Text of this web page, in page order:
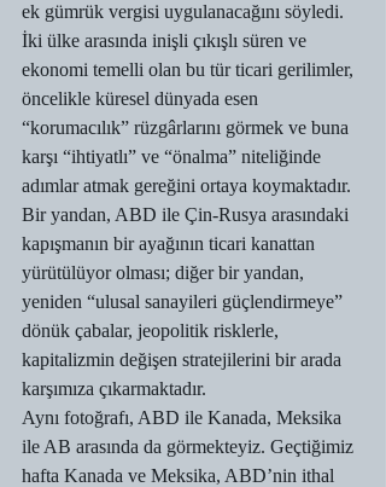
ek gümrük vergisi uygulanacağını söyledi.
İki ülke arasında inişli çıkışlı süren ve
ekonomi temelli olan bu tür ticari gerilimler,
öncelikle küresel dünyada esen
“korumacılık” rüzgârlarını görmek ve buna
karşı “ihtiyatlı” ve “önalma” niteliğinde
adımlar atmak gereğini ortaya koymaktadır.
Bir yandan, ABD ile Çin-Rusya arasındaki
kapışmanın bir ayağının ticari kanattan
yürütülüyor olması; diğer bir yandan,
yeniden “ulusal sanayileri güçlendirmeye”
dönük çabalar, jeopolitik risklerle,
kapitalizmin değişen stratejilerini bir arada
karşımıza çıkarmaktadır.
Aynı fotoğrafı, ABD ile Kanada, Meksika
ile AB arasında da görmekteyiz. Geçtiğimiz
hafta Kanada ve Meksika, ABD’nin ithal